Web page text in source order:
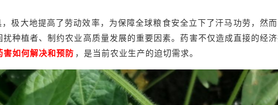
极大地提高了劳动效率，为保障全球粮食安全立下了汗马功劳，然而
种植者、制约农业高质量发展的重要因素。药害不仅造成直接的经
害如何解决和预防 ，是当前农业生产的迫切需求。